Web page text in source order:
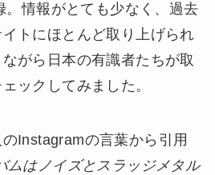
。情報がとても少なく、過去
トにほとんど取り上げられ
がら日本の有識者たちが取
ックしてみました。
Instagramの言葉から引用
ムはノイズとスラッジメタル